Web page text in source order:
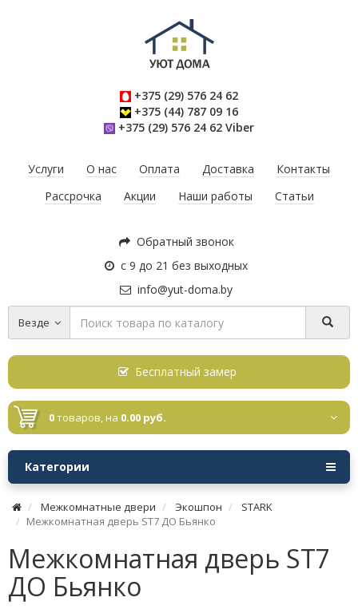
+375 (29) 576 24 62
+375 (44) 787 09 16
+375 (29) 576 24 62 Viber
Услуги О нас Оплата Доставка
Контакты
Рассрочка
Акции Наши работы Статьи
Обратный звонок
с 9 до 21 без выходных
info@yut-doma.by
Везде
Бесплатный замер
0товаров,на 0.00 руб.
Категории
Межкомнатные двери Экошпон
STARK
Межкомнатная дверь ST7 ДО Бьянко
Межкомнатная дверь ST7
ДО Бьянко